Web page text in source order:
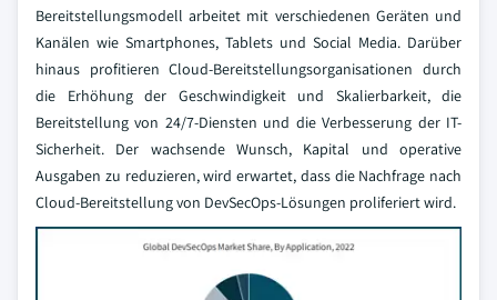
Bereitstellungsmodell arbeitet mit verschiedenen Geräten und
Kanälen wie Smartphones, Tablets und Social Media. Darüber
hinaus profitieren Cloud-Bereitstellungsorganisationen durch
die Erhöhung der Geschwindigkeit und Skalierbarkeit, die
Bereitstellung von 24/7-Diensten und die Verbesserung der IT-
Sicherheit. Der wachsende Wunsch, Kapital und operative
Ausgaben zu reduzieren, wird erwartet, dass die Nachfrage nach
Cloud-Bereitstellung von DevSecOps-Lösungen proliferiert wird.